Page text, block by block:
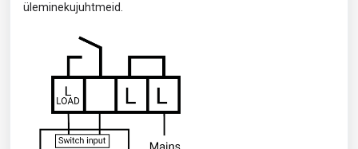
üleminekujuhtmeid.